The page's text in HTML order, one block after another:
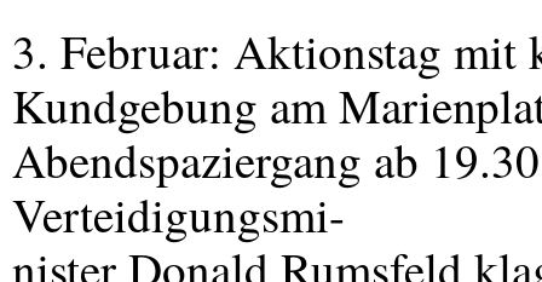
3. Februar: Aktionstag mit
Kundgebung am
Abendspaziergang ab
Verteidigungsmi-
nister Donald Rumsfeld